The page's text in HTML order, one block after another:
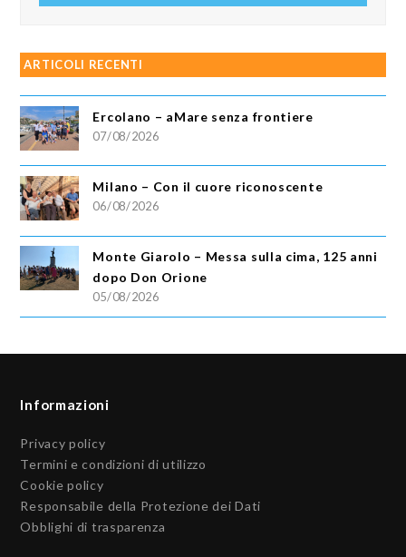
ARTICOLI RECENTI
Ercolano – aMare senza frontiere
07/08/2026
Milano – Con il cuore riconoscente
06/08/2026
Monte Giarolo – Messa sulla cima, 125 anni
dopo Don Orione
05/08/2026
Informazioni
Privacy policy
Termini e condizioni di utilizzo
Cookie policy
Responsabile della Protezione dei Dati
Obblighi di trasparenza